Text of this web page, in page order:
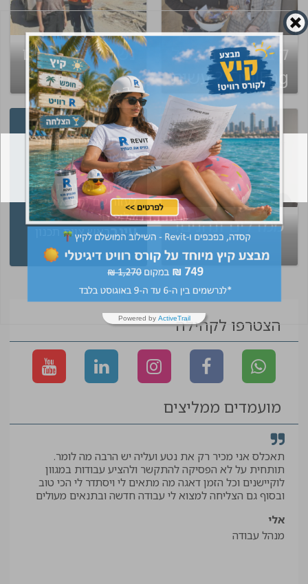
קיבלת קסדה של
CivilEng ? עשית
שינוי בקריירה
נשמח לפגוש גם
אתכם!
ממדלים ונהנים!
הגעתי אליכם בטעות
ונשארתי בכוונה תודה
על התאמה נהדרת
לתפקיד ומסירות ורצון
לעזור עם יחס אישי,
אלופים!
עינבראש צוות תכנון
הצטרפו לקהילה
מועמדים ממליצים
תאכלס אני מכיר רק את נטע ועליה יש הרבה מה לומר.
תותחית על לא הפסיקה להתקשר ולהציע עבודות במגוון
לוקיישנים וכל הזמן דאגה מה מתאים לי ויסתדר לי הכי טוב
ובסוף גם הצליחה למצוא לי עבודה חדשה ובתנאים מעולים
אלי
מנהל עבודה
Powered by ActiveTrail